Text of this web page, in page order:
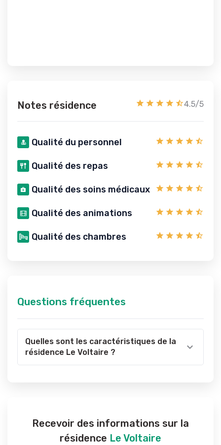
Notes résidence 4.5/5
Qualité du personnel
Qualité des repas
Qualité des soins médicaux
Qualité des animations
Qualité des chambres
Questions fréquentes
Quelles sont les caractéristiques de la
résidence Le Voltaire ?
Recevoir des informations sur la
résidence Le Voltaire